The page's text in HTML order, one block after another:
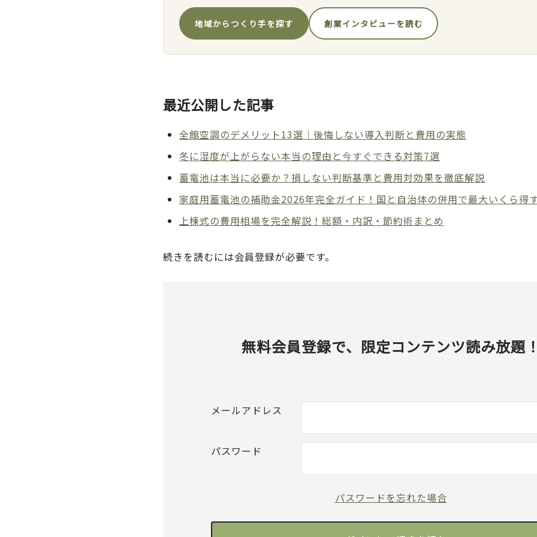
地域からつくり手を探す 創業インタビューを読む
最近公開した記事
全館空調のデメリット13選｜後悔しない導入判断と費用の実態
冬に湿度が上がらない本当の理由と今すぐできる対策7選
蓄電池は本当に必要か？損しない判断基準と費用対効果を徹底解説
家庭用蓄電池の補助金2026年完全ガイド！国と自治体の併用で最大いくら得
上棟式の費用相場を完全解説！総額・内訳・節約術まとめ
続きを読むには会員登録が必要です。
無料会員登録で、限定コンテンツ読み放題
メールアドレス
パスワード
パスワードを忘れた場合